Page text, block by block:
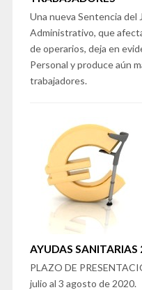
Una nueva Sentencia del
Administrativo, que
de operarios, deja en
Personal y produce aún
trabajadores.
AYUDAS SANITARIAS
PLAZO DE
julio al 3 agosto de 2020.